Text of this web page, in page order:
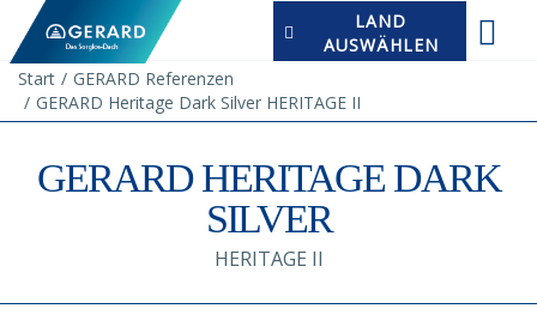
LAND
AUSWÄHLEN
Start
GERARD Referenzen
GERARD Heritage Dark Silver HERITAGE II
GERARD HERITAGE DARK
SILVER
HERITAGE II